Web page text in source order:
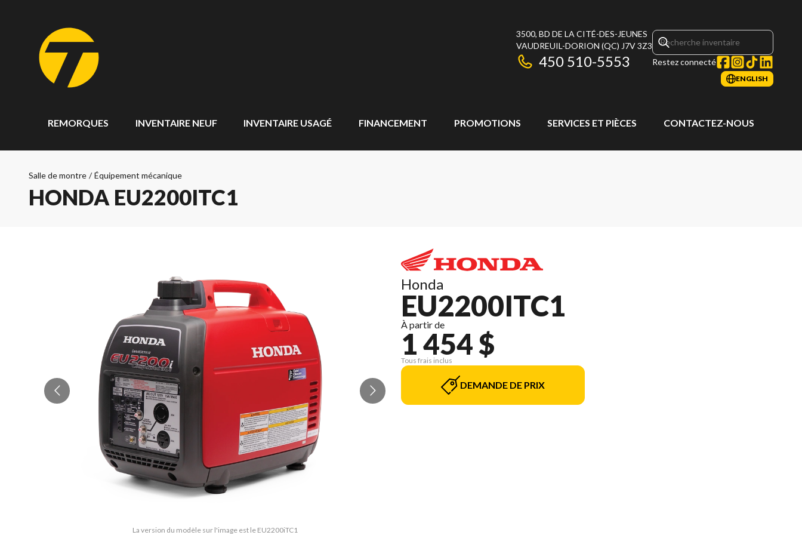
3500, BD DE LA CITÉ-DES-JEUNES
VAUDREUIL-DORION (QC) J7V 3Z3
450 510-5553 Restez connecté
ENGLISH
REMORQUES INVENTAIRE NEUF INVENTAIRE USAGÉ FINANCEMENT PROMOTIONS SERVICES ET PIÈCES CONTACTEZ-NOUS
Salle de montre / Équipement mécanique
HONDA EU2200ITC1
La version du modèle sur l'image est le EU2200iTC1
Honda
EU2200ITC1
À partir de
1 454 $
Tous frais inclus
DEMANDE DE PRIX